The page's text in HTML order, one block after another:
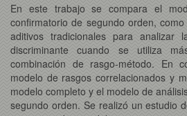
En este trabajo se compara el
confirmatorio de segundo orden,
aditivos tradicionales para analizar
discriminante cuando se utiliza
combinación de rasgo-método. En
modelo de rasgos correlacionados y
modelo completo y el modelo de
segundo orden. Se realizó un estudio